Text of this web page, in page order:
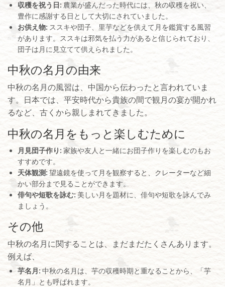
収穫を祝う日: 農業が盛んだった時代には、秋の収穫を祝い、
豊作に感謝する日として大切にされていました。
お供え物: ススキや団子、里芋などを供えて月を鑑賞する風習
があります。ススキは邪気を払う力があると信じられており、
団子は月に見立てて供えられました。
中秋の名月の由来
中秋の名月の風習は、中国から伝わったと言われていま
す。日本では、平安時代から貴族の間で観月の宴が開かれ
るなど、古くから親しまれてきました。
中秋の名月をもっと楽しむために
月見団子作り: 家族や友人と一緒にお団子作りを楽しむのもお
すすめです。
天体観測: 望遠鏡を使って月を観察すると、クレーターなど細
かい部分まで見ることができます。
俳句や短歌を詠む: 美しい月を題材に、俳句や短歌を詠んでみ
ましょう。
その他
中秋の名月に関することは、まだまだたくさんあります。
例えば、
芋名月:中秋の名月は、芋の収穫時期と重なることから、「芋
名月」とも呼ばれます。